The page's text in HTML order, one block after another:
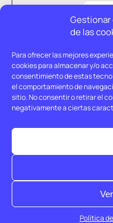
de las
Para ofrecer las mejores
cookies para almacenar y/o
consentimiento de estas
el comportamiento de
sitio. No consentir o retirar el
negativamente a ciertas
Política
©